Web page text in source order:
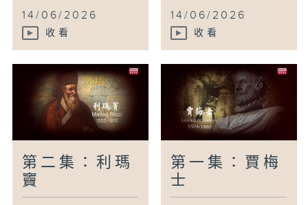
14/06/2026
收看
14/06/2026
收看
第二集：利瑪
竇
第一集：賈梅
士